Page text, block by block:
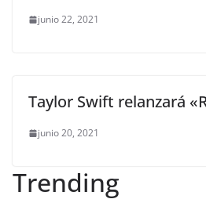
junio 22, 2021
Taylor Swift relanzará
junio 20, 2021
Trending